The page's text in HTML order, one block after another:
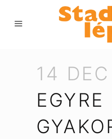
14 DEC
EGYRE